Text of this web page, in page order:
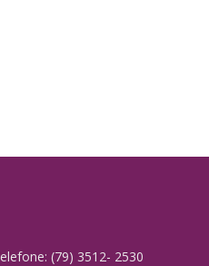
(79) 3512- 2530